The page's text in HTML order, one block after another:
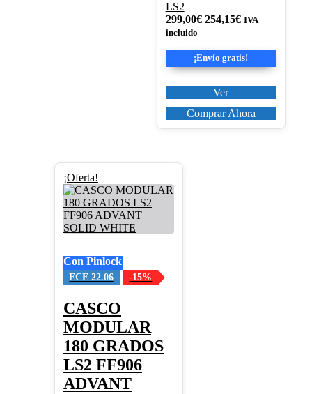
LS2
299,00€ El
era:
299,00€.
254,15€El
es:
254,15€.
IVA
incluido
¡Envío gratis!
Ver
Comprar Ahora
¡Oferta!
Con Pinlock
ECE 22.06 -15%
CASCO
MODULAR
180 GRADOS
LS2 FF906
ADVANT
Este
producto
tiene
múltiples
variantes.
se
pueden
en
la
página
de
producto